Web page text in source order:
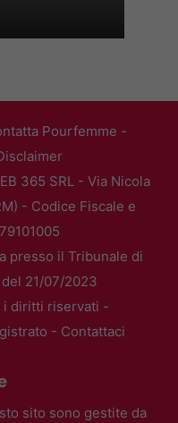
Pourfemme -
365 SRL - Via Nicola
- Codice Fiscale e
presso il Tribunale di
21/07/2023
diritti riservati -
- Contattaci
sito sono gestite da